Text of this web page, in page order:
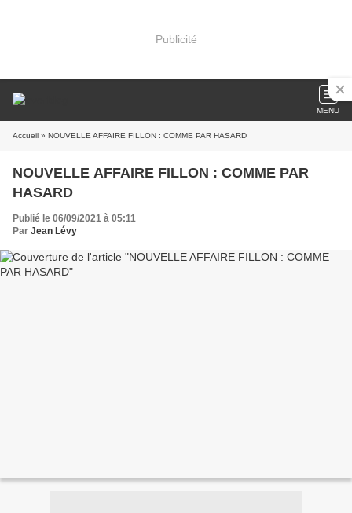
Publicité
MENU
Accueil » NOUVELLE AFFAIRE FILLON : COMME PAR HASARD
NOUVELLE AFFAIRE FILLON : COMME PAR
HASARD
Publié le 06/09/2021 à 05:11
Par Jean Lévy